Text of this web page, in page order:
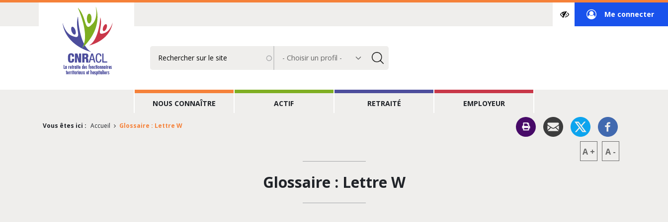
Paramètres
d’accessibilité
Me connecter
à
profil
NOUS CONNAÎTRE ACTIF RETRAITÉ EMPLOYEUR
Vous êtes ici : Accueil Glossaire : Lettre W
A + A -
Glossaire : Lettre W